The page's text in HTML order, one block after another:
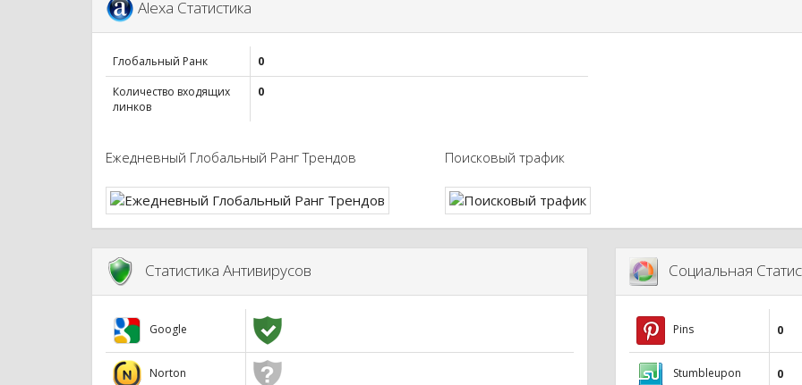
Alexa Статистика
Глобальный Ранк
0
Количество входящих
линков
0
Ежедневный Глобальный Ранг Трендов Поисковый трафик
Статистика Антивирусов
Google
Norton
Социальная
Pins 0
Stumbleupon 0